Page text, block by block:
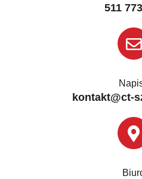
511
kontakt@ct-